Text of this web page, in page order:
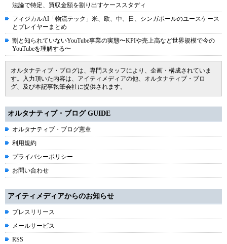
法論で特定、買収金額を割り出すケーススタディ
フィジカルAI「物流テック」米、欧、中、日、シンガポールのユースケース
とプレイヤーまとめ
割と知られていないYouTube事業の実態〜KPIや売上高など世界規模で今の
YouTubeを理解する〜
オルタナティブ・ブログは、専門スタッフにより、企画・構成されていま
す。入力頂いた内容は、アイティメディアの他、オルタナティブ・ブロ
グ、及び本記事執筆会社に提供されます。
オルタナティブ・ブログ GUIDE
オルタナティブ・ブログ憲章
利用規約
プライバシーポリシー
お問い合わせ
アイティメディアからのお知らせ
プレスリリース
メールサービス
RSS